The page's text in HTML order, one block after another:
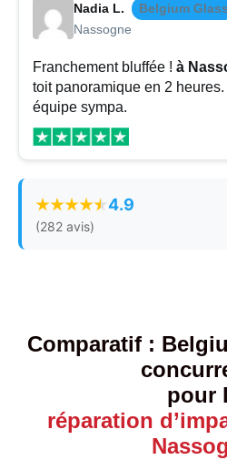
Nadia L.
Belgium Glass
Nassogne
Franchement bluffée ! à
toit panoramique en 2
équipe sympa.
4.9
(282 avis)
Comparatif :
pour
réparation